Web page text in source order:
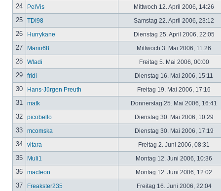
24 PelVis Mittwoch 12. April 2006, 14:26
25 TDI98 Samstag 22. April 2006, 23:12
26 Hurrykane Dienstag 25. April 2006, 22:05
27 Mario68 Mittwoch 3. Mai 2006, 11:26
28 Wladi Freitag 5. Mai 2006, 00:00
29 fridi Dienstag 16. Mai 2006, 15:11
30 Hans-Jürgen Preuth Freitag 19. Mai 2006, 17:16
31 matk Donnerstag 25. Mai 2006, 16:41
32 picobello Dienstag 30. Mai 2006, 10:29
33 mcomska Dienstag 30. Mai 2006, 17:19
34 vitara Freitag 2. Juni 2006, 08:31
35 Muli1 Montag 12. Juni 2006, 10:36
36 macleon Montag 12. Juni 2006, 12:02
37 Freakster235 Freitag 16. Juni 2006, 22:04